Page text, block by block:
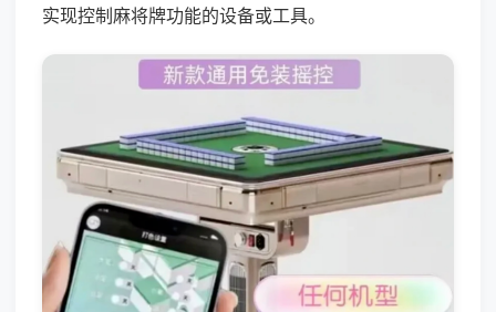
实现控制麻将牌功能的设备或工具。